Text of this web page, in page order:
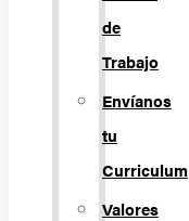
de
Trabajo
Envíanos
tu
Curriculum
Valores